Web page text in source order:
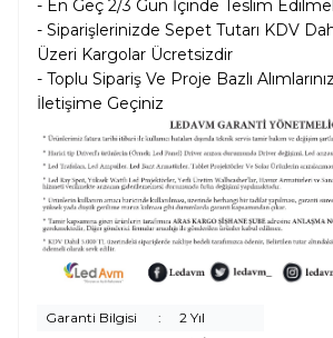
- En Geç 2/3 Gün İçinde Teslim
- Siparişlerinizde Sepet Tutarı KDV
Üzeri Kargolar Ücretsizdir
- Toplu Sipariş Ve Proje Bazlı
İletişime Geçiniz
Garanti Bilgisi :
2 Yıl